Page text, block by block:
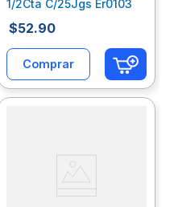
1/2Cta C/25Jgs Er0103
$52.90
Comprar